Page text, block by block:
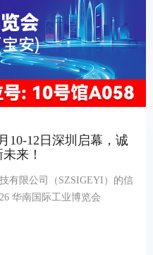
10-12日深圳启幕，诚
来！
有限公司（SZSIGEYI）的信
华南国际工业博览会